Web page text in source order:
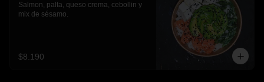
Salmon, palta, queso crema, cebollin y
mix de sésamo.
$8.190